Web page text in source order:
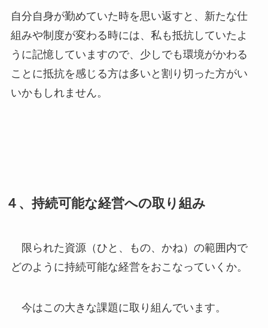
自分自身が勤めていた時を思い返すと、新たな仕
組みや制度が変わる時には、私も抵抗していたよ
うに記憶していますので、少しでも環境がかわる
ことに抵抗を感じる方は多いと割り切った方がい
いかもしれません。
４、持続可能な経営への取り組み
限られた資源（ひと、もの、かね）の範囲内で
どのように持続可能な経営をおこなっていくか。
今はこの大きな課題に取り組んでいます。